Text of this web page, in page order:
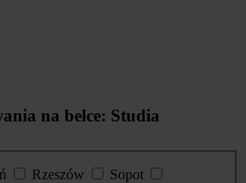
na belce: Studia
Rzeszów
Sopot